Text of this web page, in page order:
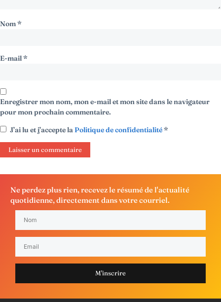
Nom*
E-mail*
Enregistrer mon nom, mon e-mail et mon site dans le navigateur
pour mon prochain commentaire.
J’ai lu et j’accepte laPolitique de confidentialité*
Ne perdez plus rien, recevez le résumé de l'actualité
quotidienne, directement dans votre courriel.
M'inscrire